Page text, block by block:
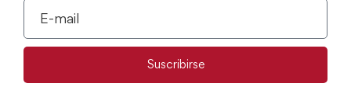
Suscribirse